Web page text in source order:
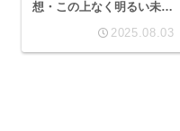
想・この上なく明るい未来
のキン肉マンとこのブロ
2025.08.03